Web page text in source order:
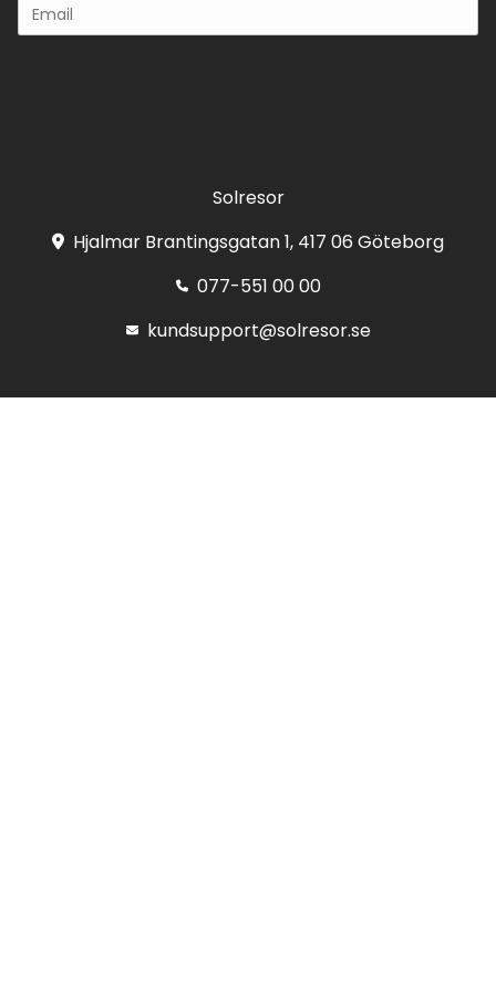
Solresor
Hjalmar Brantingsgatan 1, 417 06 Göteborg
077-551 00 00
kundsupport@solresor.se